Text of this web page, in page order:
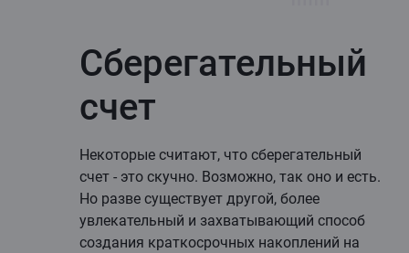
Сберегательный
счет
Некоторые считают, что сберегательный
счет - это скучно. Возможно, так оно и есть.
Но разве существует другой, более
увлекательный и захватывающий способ
создания краткосрочных накоплений на